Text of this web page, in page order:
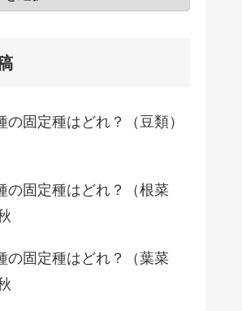
の固定種はどれ？（豆類）
の固定種はどれ？（根菜
の固定種はどれ？（葉菜